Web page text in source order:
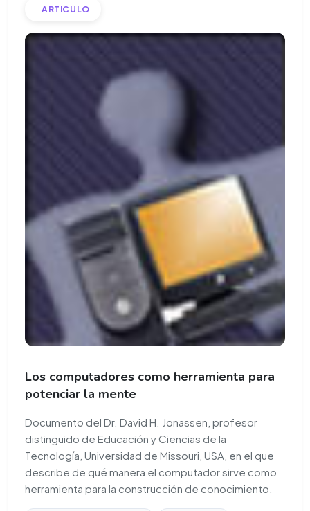
ARTICULO
Los computadores como herramienta para
potenciar la mente
Documento del Dr. David H. Jonassen, profesor
distinguido de Educación y Ciencias de la
Tecnología, Universidad de Missouri, USA, en el que
describe de qué manera el computador sirve como
herramienta para la construcción de conocimiento.